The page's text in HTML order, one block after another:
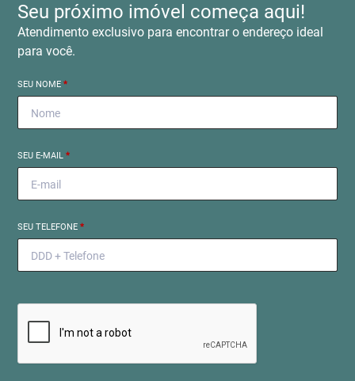
Seu próximo imóvel começa aqui!
Atendimento exclusivo para encontrar o endereço ideal
para você.
SEU NOME*
SEU E-MAIL*
SEU TELEFONE*